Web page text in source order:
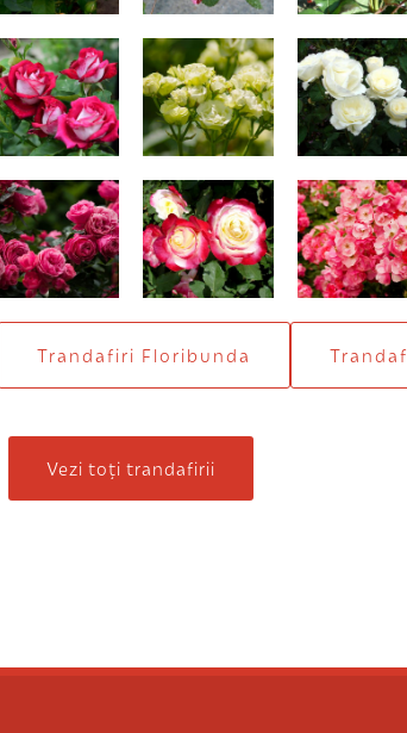
Anis Green Iceberg Blanc
Elisabeth
Leonardo Double Delight Angela
Trandafiri Floribunda
Vezi toți trandafirii